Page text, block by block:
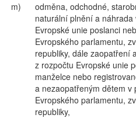
m)
odměna, odchodné,
naturální plnění a
Evropské unie poslanci
Evropského parlamentu,
republiky, dále zaopatření
z rozpočtu Evropské unie
manželce nebo
a nezaopatřeným dětem
Evropského parlamentu,
republiky,